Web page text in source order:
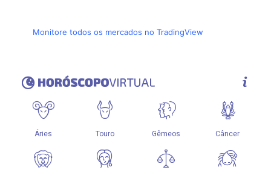
Monitore todos os mercados no TradingView